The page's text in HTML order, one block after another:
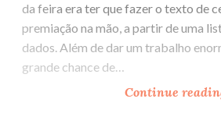
da feira era ter que fazer o texto de
premiação na mão, a partir de uma
dados. Além de dar um trabalho
grande chance de…
Continue